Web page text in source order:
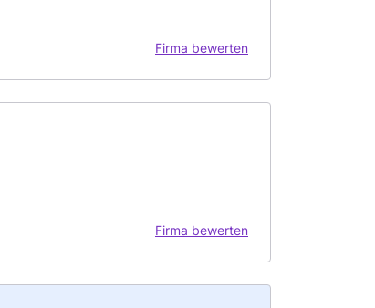
Firma bewerten
Firma bewerten